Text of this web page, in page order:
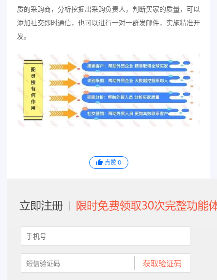
质的采购商，分析挖掘出采购负责人，判断买家的质量，可以
添加社交即时通信，也可以进行一对一群发邮件，实施精准开
发。
点赞 0